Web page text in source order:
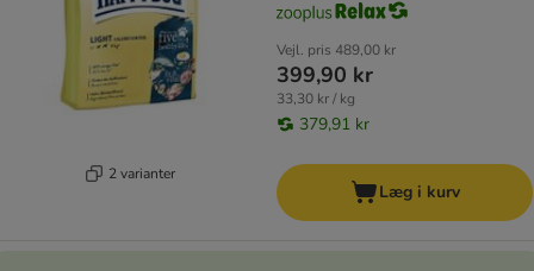
2 varianter
Vejl. pris 489,00 kr
399,90 kr
33,30 kr / kg
379,91 kr
Læg i kurv